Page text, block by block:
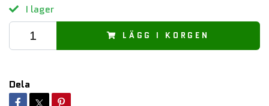
I lager
LÄGG I KORGEN
Dela